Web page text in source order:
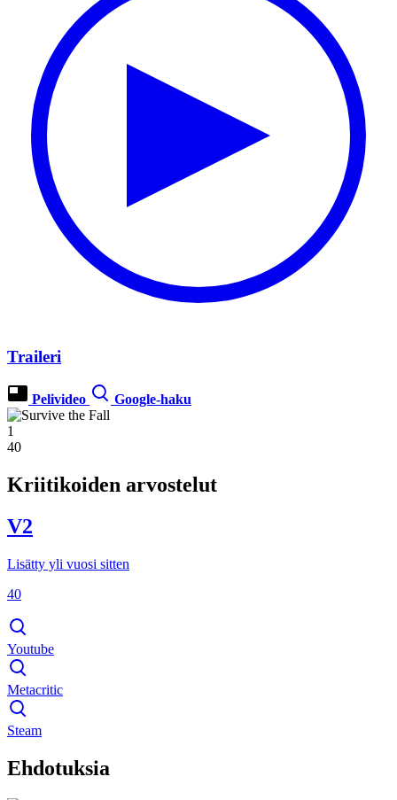
Traileri
Pelivideo Google-haku
1
40
Kriitikoiden arvostelut
V2
Lisätty yli vuosi sitten
40
Youtube
Metacritic
Steam
Ehdotuksia